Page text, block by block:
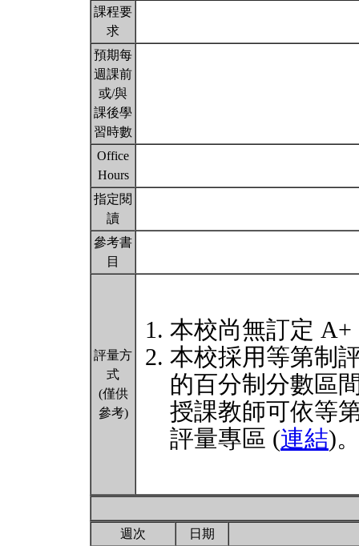
課程要
求
預期每
週課前
或/與
課後學
習時數
Office
Hours
指定閱
讀
參考書
目
評量方
式
(僅供
參考)
本校尚無訂定
本校採用等第制
的百分制分數區
授課教師可依等
評量專區 (連結)
週次 日期